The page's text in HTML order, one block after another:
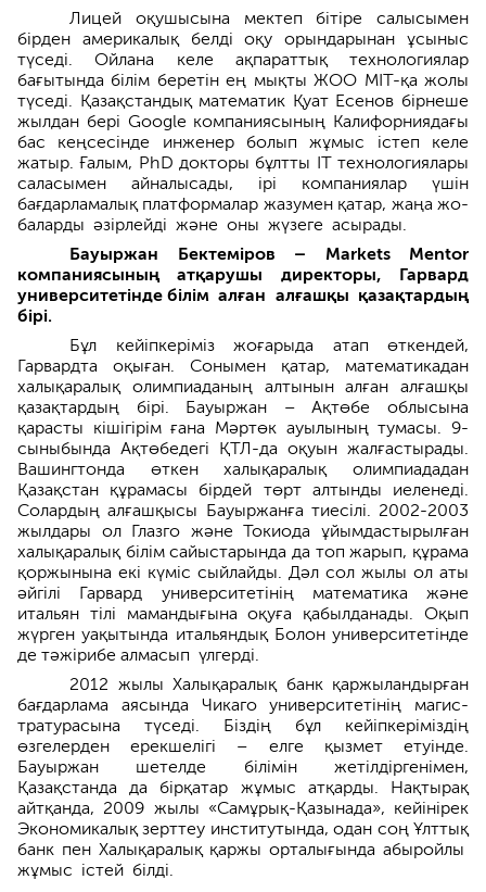
Лицей оқушысына мектеп бітіре салысымен
бірден америкалық белді оқу орындарынан ұсыныс
түседі. Ойлана келе ақпараттық технологиялар
бағытында білім беретін ең мықты ЖОО МІТ-қа жолы
түседі. Қазақстандық математик Қуат Есенов бірнеше
жылдан бері Google компаниясының Калифорниядағы
бас кеңсесінде инженер болып жұмыс істеп келе
жатыр. Ғалым, PhD докторы бұлтты ІT технологиялары
саласымен айналысады, ірі компаниялар үшін
бағдарламалық платформалар жазумен қатар, жаңа жо­
балар­ды әзірлейді және оны жүзеге асырады.
Бауыржан Бектеміров – Markets Mentor
компаниясының атқарушы директоры, Гарвард
университетінде білім алған алғашқы қазақтардың
бірі.
Бұл кейіпкеріміз жоғарыда атап өткендей,
Гарвардта оқыған. Соны­мен қатар, математикадан
халықаралық олимпиаданың алтынын алған алғашқы
қазақтардың бірі. Бауыр­жан – Ақтөбе облысына
қарасты кішігірім ғана Мәртөк ауылының тумасы. 9-
сыныбында Ақтөбедегі ҚТЛ-да оқуын жалғастырады.
Вашингтонда өткен халықаралық олимпиададан
Қазақстан құрамасы бірдей төрт алтынды иеленеді.
Солар­дың алғашқысы Бауыржанға тиесілі. 2002-2003
жылдары ол Глазго және Токиода ұйымдастырылған
халықаралық білім сайыстарында да топ жарып, құрама
қоржынына екі күміс сыйлайды. Дәл сол жылы ол аты
әйгілі Гарвард университетінің математика және
итальян тілі мамандығына оқуға қабылданады. Оқып
жүрген уақытында итальян­дық Болон университетінде
де тәжірибе алма­сып үлгерді.
2012 жылы Халықаралық банк қаржыландырған
бағдарлама аясын­да Чикаго университетінің магис­
тратурасына түседі. Біздің бұл кейіпке­ріміздің
өзгелерден ерекшелігі – елге қызмет етуінде.
Бауыржан шетелде білімін жетілдіргенімен,
Қазақстанда да бірқатар жұмыс атқарды. Нақтырақ
айтқанда, 2009 жылы «Самұрық-Қазынада», кейі­нірек
Экономикалық зерттеу институтында, одан соң Ұлттық
банк пен Халықаралық қаржы орталығында абыройлы
жұмыс істей білді.